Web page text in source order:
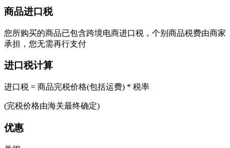
商品进口税
您所购买的商品已包含跨境电商进口税，个别商品税费由商家
承担，您无需再行支付
进口税计算
进口税 = 商品完税价格(包括运费) * 税率
(完税价格由海关最终确定)
优惠